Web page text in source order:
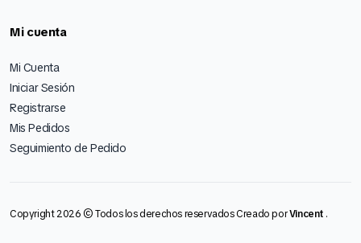
Mi cuenta
Mi Cuenta
Iniciar Sesión
Registrarse
Mis Pedidos
Seguimiento de Pedido
Copyright 2026 © Todos los derechos reservados Creado porVincent .